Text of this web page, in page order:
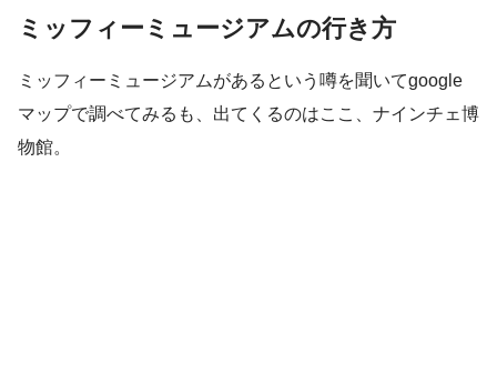
ミッフィーミュージアムの行き方
ミッフィーミュージアムがあるという噂を聞いてgoogle
マップで調べてみるも、出てくるのはここ、ナインチェ博
物館。